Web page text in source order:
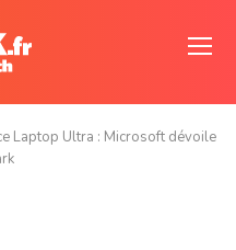
Laptop Ultra : Microsoft dévoile